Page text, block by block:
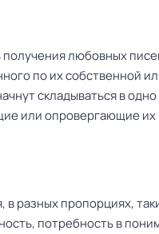
получения любовных
по их собственной
складываться в
или опровергающие
в разных пропорциях,
потребность в